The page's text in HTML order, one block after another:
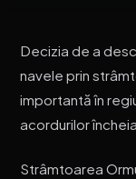
Decizia de a
navele prin
importantă în
acordurilor
Strâmtoarea